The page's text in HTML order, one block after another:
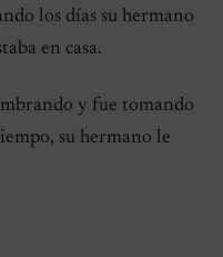
los días su hermano
en casa.
y fue tomando
su hermano le